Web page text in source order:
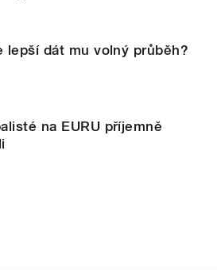
lepší dát mu volný průběh?
na EURU příjemně